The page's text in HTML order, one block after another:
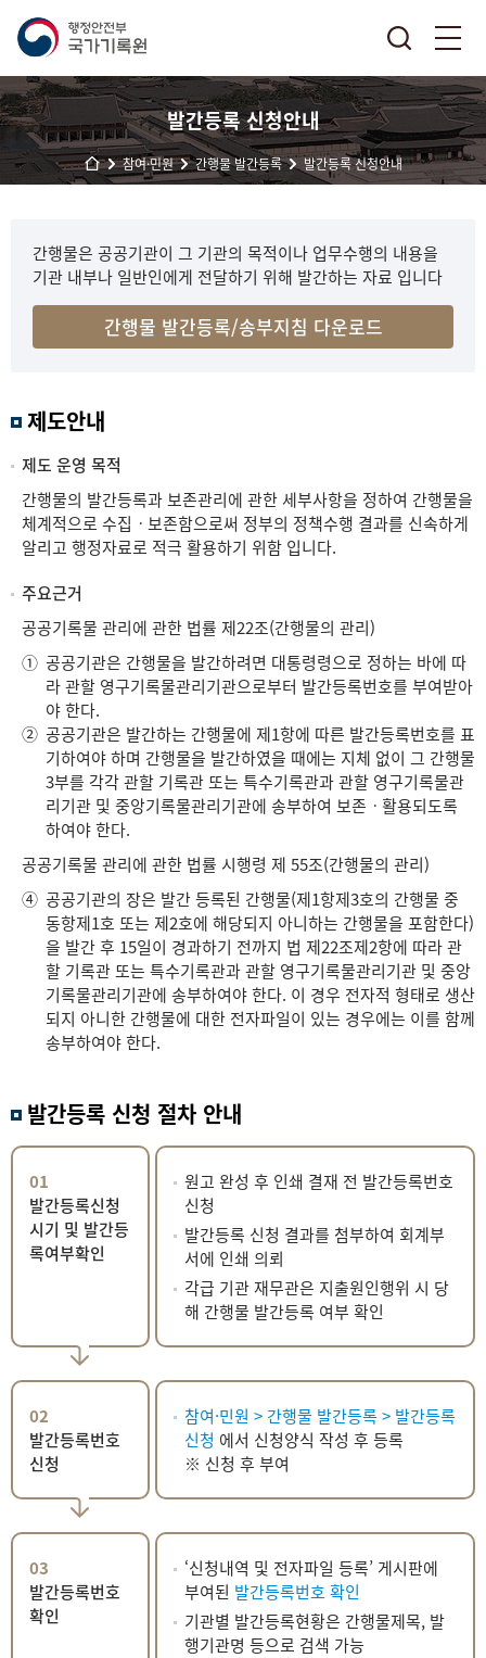
발간등록 신청안내
참여·민원 간행물 발간등록 발간등록 신청안내
간행물은 공공기관이 그 기관의 목적이나 업무수행의 내용을
기관 내부나 일반인에게 전달하기 위해 발간하는 자료 입니다
간행물 발간등록/송부지침 다운로드
제도안내
제도 운영 목적
간행물의 발간등록과 보존관리에 관한 세부사항을 정하여 간행물을
체계적으로 수집ㆍ보존함으로써 정부의 정책수행 결과를 신속하게
알리고 행정자료로 적극 활용하기 위함 입니다.
주요근거
공공기록물 관리에 관한 법률 제22조(간행물의 관리)
① 공공기관은 간행물을 발간하려면 대통령령으로 정하는 바에 따
라 관할 영구기록물관리기관으로부터 발간등록번호를 부여받아
야 한다.
② 공공기관은 발간하는 간행물에 제1항에 따른 발간등록번호를 표
기하여야 하며 간행물을 발간하였을 때에는 지체 없이 그 간행물
3부를 각각 관할 기록관 또는 특수기록관과 관할 영구기록물관
리기관 및 중앙기록물관리기관에 송부하여 보존ㆍ활용되도록
하여야 한다.
공공기록물 관리에 관한 법률 시행령 제 55조(간행물의 관리)
④ 공공기관의 장은 발간 등록된 간행물(제1항제3호의 간행물 중
동항제1호 또는 제2호에 해당되지 아니하는 간행물을 포함한다)
을 발간 후 15일이 경과하기 전까지 법 제22조제2항에 따라 관
할 기록관 또는 특수기록관과 관할 영구기록물관리기관 및 중앙
기록물관리기관에 송부하여야 한다. 이 경우 전자적 형태로 생산
되지 아니한 간행물에 대한 전자파일이 있는 경우에는 이를 함께
송부하여야 한다.
발간등록 신청 절차 안내
01
발간등록신청
시기 및 발간등
록여부확인
원고 완성 후 인쇄 결재 전 발간등록번호
신청
발간등록 신청 결과를 첨부하여 회계부
서에 인쇄 의뢰
각급 기관 재무관은 지출원인행위 시 당
해 간행물 발간등록 여부 확인
02
발간등록번호
신청
참여·민원 > 간행물 발간등록 > 발간등록
신청 에서 신청양식 작성 후 등록
※ 신청 후 부여
03
발간등록번호
확인
‘신청내역 및 전자파일 등록’ 게시판에
부여된 발간등록번호 확인
기관별 발간등록현황은 간행물제목, 발
행기관명 등으로 검색 가능